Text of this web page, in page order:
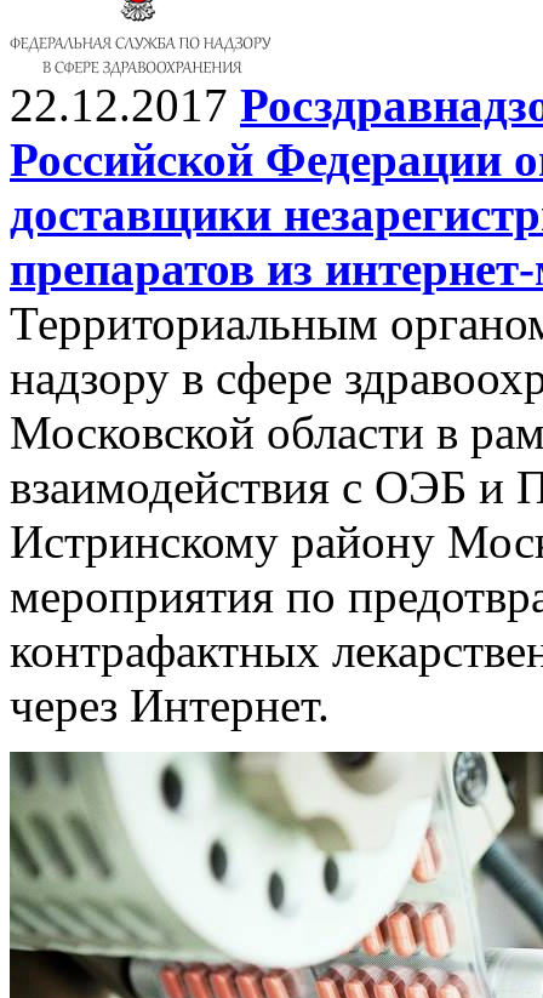
22.12.2017
Российской Федерации
доставщики
препаратов из
Территориальным
надзору в сфере
Московской области в
взаимодействия с ОЭБ
Истринскому району
мероприятия по
контрафактных
через Интернет.